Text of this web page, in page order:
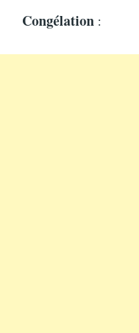
Congélation :